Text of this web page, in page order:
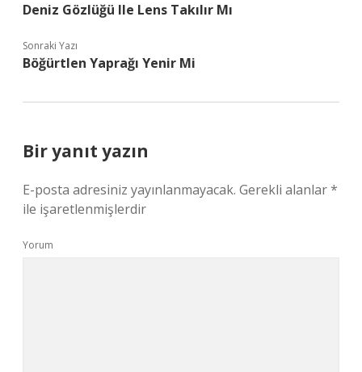
Deniz Gözlüğü Ile Lens Takılır Mı
Sonraki Yazı
Böğürtlen Yaprağı Yenir Mi
Bir yanıt yazın
E-posta adresiniz yayınlanmayacak. Gerekli alanlar*
ile işaretlenmişlerdir
Yorum